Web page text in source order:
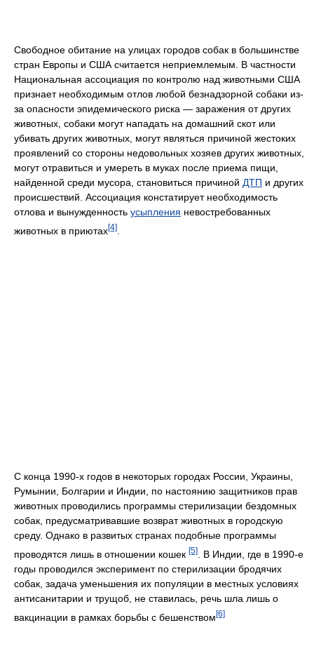
Свободное обитание на улицах городов собак в большинстве
стран Европы и США считается неприемлемым. В частности
Национальная ассоциация по контролю над животными США
признает необходимым отлов любой безнадзорной собаки из-
за опасности эпидемического риска — заражения от других
животных, собаки могут нападать на домашний скот или
убивать других животных, могут являться причиной жестоких
проявлений со стороны недовольных хозяев других животных,
могут отравиться и умереть в муках после приема пищи,
найденной среди мусора, становиться причиной ДТП и других
происшествий. Ассоциация констатирует необходимость
отлова и вынужденность усыпления невостребованных
животных в приютах[4]
С конца 1990-х годов в некоторых городах России, Украины,
Румынии, Болгарии и Индии, по настоянию защитников прав
животных проводились программы стерилизации бездомных
собак, предусматривавшие возврат животных в городскую
среду. Однако в развитых странах подобные программы
проводятся лишь в отношении кошек [5]
. В Индии, где в 1990-е
годы проводился эксперимент по стерилизации бродячих
собак, задача уменьшения их популяции в местных условиях
антисанитарии и трущоб, не ставилась, речь шла лишь о
вакцинации в рамках борьбы с бешенством[6]